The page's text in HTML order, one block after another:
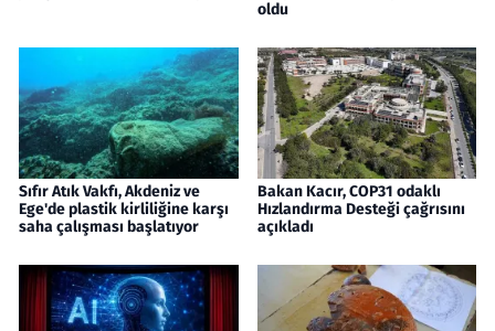
oldu
Sıfır Atık Vakfı, Akdeniz ve
Ege'de plastik kirliliğine karşı
saha çalışması başlatıyor
Bakan Kacır, COP31 odaklı
Hızlandırma Desteği çağrısını
açıkladı